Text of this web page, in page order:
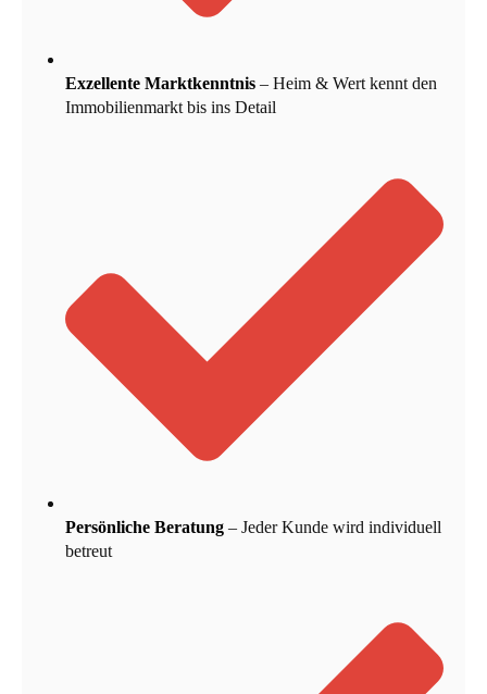
Exzellente Marktkenntnis – Heim & Wert kennt den
Immobilienmarkt bis ins Detail
Persönliche Beratung – Jeder Kunde wird individuell
betreut